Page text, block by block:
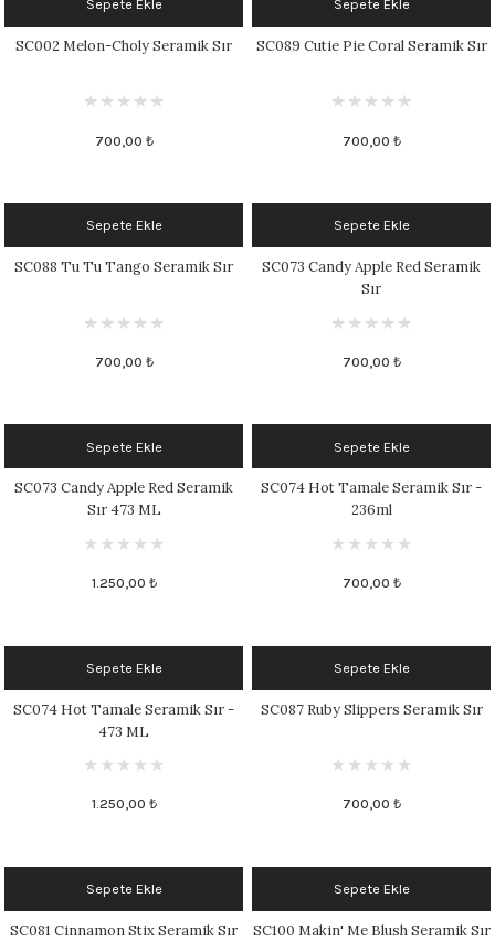
Sepete Ekle
SC002 Melon-Choly Seramik Sır
700,00 ₺
Sepete Ekle
SC089 Cutie Pie Coral Seramik Sır
700,00 ₺
Sepete Ekle
SC088 Tu Tu Tango Seramik Sır
700,00 ₺
Sepete Ekle
SC073 Candy Apple Red Seramik
Sır
700,00 ₺
Sepete Ekle
SC073 Candy Apple Red Seramik
Sır 473 ML
1.250,00 ₺
Sepete Ekle
SC074 Hot Tamale Seramik Sır -
236ml
700,00 ₺
Sepete Ekle
SC074 Hot Tamale Seramik Sır -
473 ML
1.250,00 ₺
Sepete Ekle
SC087 Ruby Slippers Seramik Sır
700,00 ₺
Sepete Ekle
SC081 Cinnamon Stix Seramik Sır
Sepete Ekle
SC100 Makin' Me Blush Seramik Sır